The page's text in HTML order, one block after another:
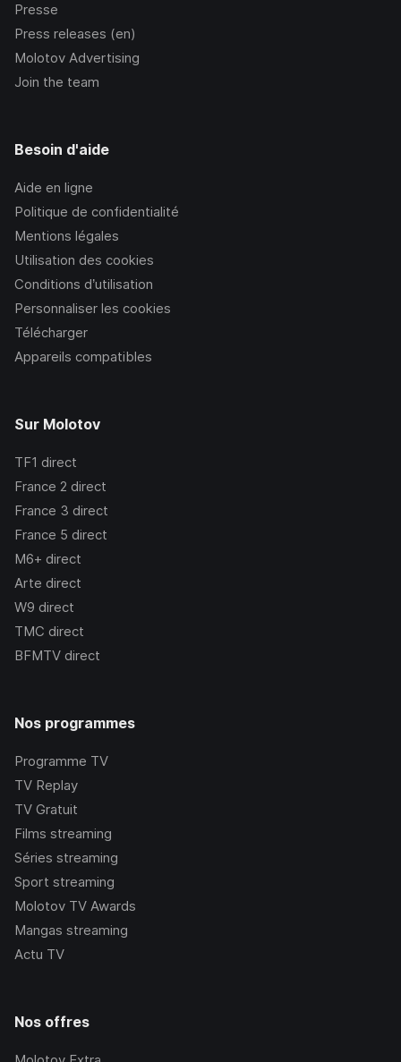
Presse
Press releases (en)
Molotov Advertising
Join the team
Besoin d'aide
Aide en ligne
Politique de confidentialité
Mentions légales
Utilisation des cookies
Conditions d’utilisation
Personnaliser les cookies
Télécharger
Appareils compatibles
Sur Molotov
TF1 direct
France 2 direct
France 3 direct
France 5 direct
M6+ direct
Arte direct
W9 direct
TMC direct
BFMTV direct
Nos programmes
Programme TV
TV Replay
TV Gratuit
Films streaming
Séries streaming
Sport streaming
Molotov TV Awards
Mangas streaming
Actu TV
Nos offres